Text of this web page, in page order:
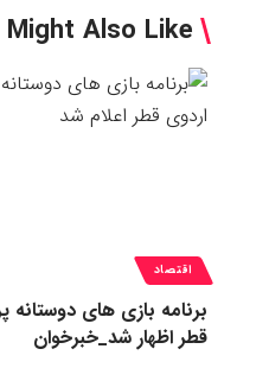
Might Also Like
اقتصاد
برنامه بازی های دوستانه
قطر اظهار شد_خبرخوان